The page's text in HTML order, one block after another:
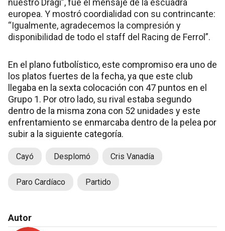
nuestro Dragi”, fue el mensaje de la escuadra
europea. Y mostró coordialidad con su contrincante:
“Igualmente, agradecemos la compresión y
disponibilidad de todo el staff del Racing de Ferrol”.
En el plano futbolístico, este compromiso era uno de
los platos fuertes de la fecha, ya que este club
llegaba en la sexta colocación con 47 puntos en el
Grupo 1. Por otro lado, su rival estaba segundo
dentro de la misma zona con 52 unidades y este
enfrentamiento se enmarcaba dentro de la pelea por
subir a la siguiente categoría.
Cayó Desplomó Cris Vanadía
Paro Cardíaco Partido
Autor